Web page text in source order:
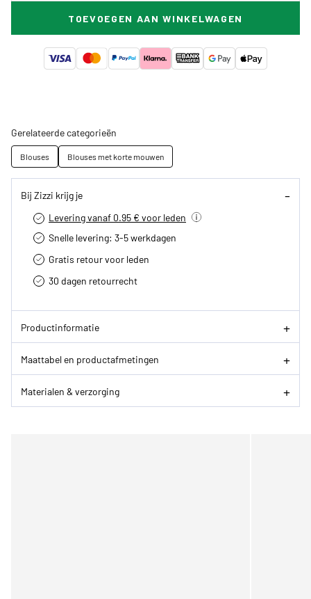
TOEVOEGEN AAN WINKELWAGEN
Gerelateerde categorieën
Blouses Blouses met korte mouwen
Bij Zizzi krijg je
Levering vanaf 0.95 € voor leden
Snelle levering: 3-5 werkdagen
Gratis retour voor leden
30 dagen retourrecht­
Productinformatie
Maattabel en productafmetingen
Materialen & verzorging